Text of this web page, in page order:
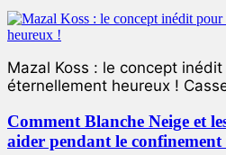
Mazal Koss : le concept
éternellement heureux !
Comment Blanche Neige et
aider pendant le